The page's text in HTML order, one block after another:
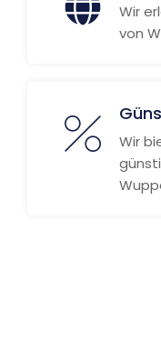
Wir
von
Wir